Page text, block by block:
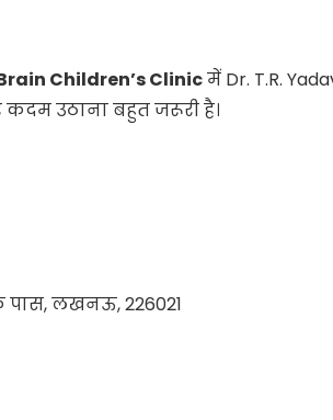
Children’s Clinicमें Dr. T.R.
उठाना बहुत जरूरी है।
पास, लखनऊ, 226021